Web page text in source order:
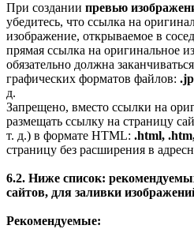
При создании превью
убедитесь, что ссылка на
изображение, открываемое в
прямая ссылка на оригинальное
обязательно должна
графических форматов файлов:
д.
Запрещено, вместо ссылки на
размещать ссылку на страницу
т. д.) в формате HTML: .html,
страницу без расширения в
6.2. Ниже список:
сайтов, для заливки
Рекомендуемые: